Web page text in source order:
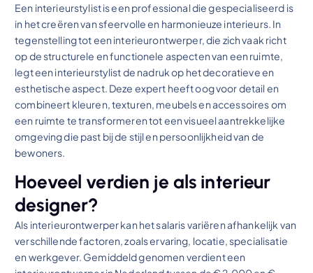
Een interieurstylist is een professional die gespecialiseerd is
in het creëren van sfeervolle en harmonieuze interieurs. In
tegenstelling tot een interieurontwerper, die zich vaak richt
op de structurele en functionele aspecten van een ruimte,
legt een interieurstylist de nadruk op het decoratieve en
esthetische aspect. Deze expert heeft oog voor detail en
combineert kleuren, texturen, meubels en accessoires om
een ruimte te transformeren tot een visueel aantrekkelijke
omgeving die past bij de stijl en persoonlijkheid van de
bewoners.
Hoeveel verdien je als interieur
designer?
Als interieurontwerper kan het salaris variëren afhankelijk van
verschillende factoren, zoals ervaring, locatie, specialisatie
en werkgever. Gemiddeld genomen verdient een